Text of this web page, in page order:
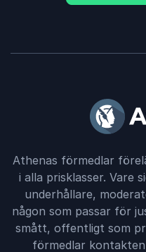
Athenas förmedlar
i alla prisklasser. Vare
underhållare,
någon som passar för
smått, offentligt som
förmedlar